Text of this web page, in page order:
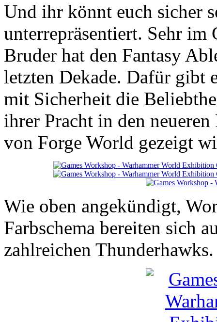
Und ihr könnt euch sicher
unterrepräsentiert. Sehr
Bruder hat den Fantasy
letzten Dekade. Dafür gibt
mit Sicherheit die
ihrer Pracht in den
von Forge World gezeigt
Wie oben angekündigt,
Farbschema bereiten sich
zahlreichen Thunderhawks.